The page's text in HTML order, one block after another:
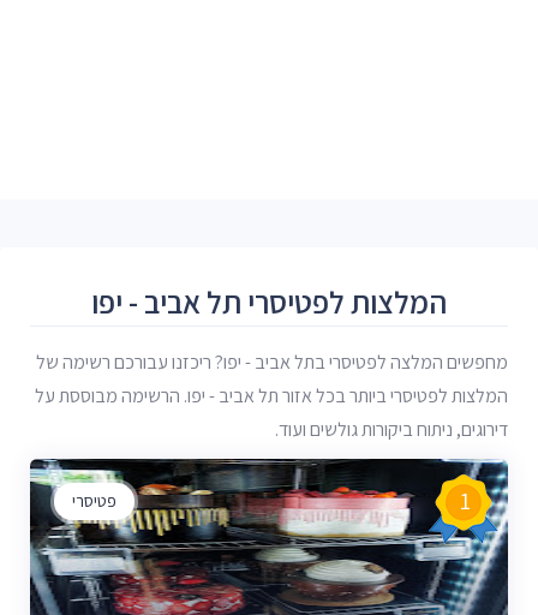
המלצות לפטיסרי תל אביב - יפו
מחפשים המלצה לפטיסרי בתל אביב - יפו? ריכזנו עבורכם רשימה של
המלצות לפטיסרי ביותר בכל אזור תל אביב - יפו. הרשימה מבוססת על
דירוגים, ניתוח ביקורות גולשים ועוד.
פטיסרי 1